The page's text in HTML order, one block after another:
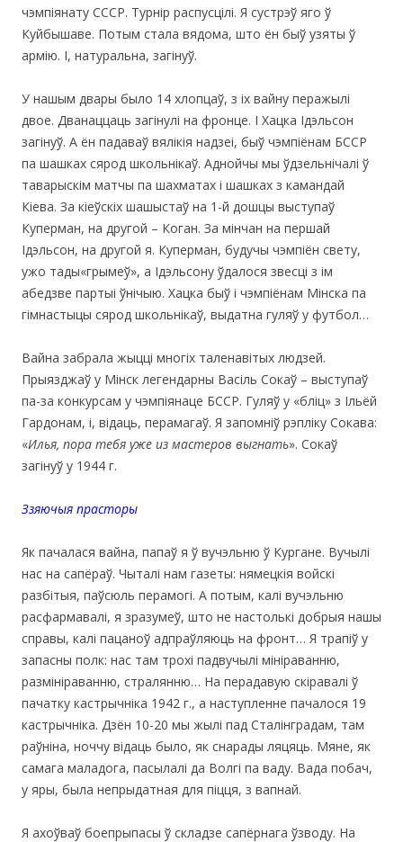
чэмпіянату СССР. Турнір распусцілі. Я сустрэў яго ў
Куйбышаве. Потым стала вядома, што ён быў узяты ў
армію. І, натуральна, загінуў.
У нашым двары было 14 хлопцаў, з іх вайну перажылі
двое. Дванаццаць загінулі на фронце. І Хацка Ідэльсон
загінуў. А ён падаваў вялікія надзеі, быў чэмпіёнам БССР
па шашках сярод школьнікаў. Аднойчы мы ўдзельнічалі ў
таварыскім матчы па шахматах і шашках з камандай
Кіева. За кіеўскіх шашыстаў на 1-й дошцы выступаў
Куперман, на другой – Коган. За мінчан на першай
Ідэльсон, на другой я. Куперман, будучы чэмпіён свету,
ужо тады«грымеў», а Ідэльсону ўдалося звесці з ім
абедзве партыі ўнічыю. Хацка быў і чэмпіёнам Мінска па
гімнастыцы сярод школьнікаў, выдатна гуляў у футбол…
Вайна забрала жыцці многіх таленавітых людзей.
Прыязджаў у Мінск легендарны Васіль Сокаў – выступаў
па-за конкурсам у чэмпіянаце БССР. Гуляў у «бліц» з Ільёй
Гардонам, і, відаць, перамагаў. Я запомніў рэпліку Сокава:
«Илья, пора тебя уже из мастеров выгнать». Сокаў
загінуў у 1944 г.
Ззяючыя прасторы
Як пачалася вайна, папаў я ў вучэльню ў Кургане. Вучылі
нас на сапёраў. Чыталі нам газеты: нямецкія войскі
разбітыя, паўсюль перамогі. А потым, калі вучэльню
расфармавалі, я зразумеў, што не настолькі добрыя нашы
справы, калі пацаноў адпраўляюць на фронт… Я трапіў у
запасны полк: нас там трохі падвучылі мініраванню,
размініраванню, стралянню… На перадавую скіравалі ў
пачатку кастрычніка 1942 г., а наступленне пачалося 19
кастрычніка. Дзён 10-20 мы жылі пад Сталінградам, там
раўніна, ноччу відаць было, як снарады ляцяць. Мяне, як
самага маладога, пасылалі да Волгі па ваду. Вада побач,
у яры, была непрыдатная для піцця, з вапнай.
Я ахоўваў боепрыпасы ў складзе сапёрнага ўзводу. На